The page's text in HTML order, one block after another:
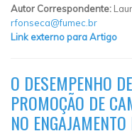
Autor Correspondente:
rfonseca@fumec.br
Link externo para Artigo
O DESEMPENHO
PROMOÇÃO DE
NO